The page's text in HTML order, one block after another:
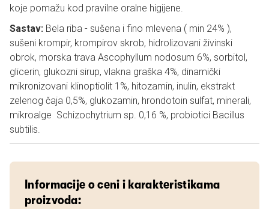
koje pomažu kod pravilne oralne higijene.
Sastav: Bela riba - sušena i fino mlevena ( min 24% ),
sušeni krompir, krompirov skrob, hidrolizovani živinski
obrok, morska trava Ascophyllum nodosum 6%, sorbitol,
glicerin, glukozni sirup, vlakna graška 4%, dinamički
mikronizovani klinoptiolit 1%, hitozamin, inulin, ekstrakt
zelenog čaja 0,5%, glukozamin, hrondotoin sulfat, minerali,
mikroalge Schizochytrium sp. 0,16 %, probiotici Bacillus
subtilis.
Informacije o ceni i karakteristikama
proizvoda: